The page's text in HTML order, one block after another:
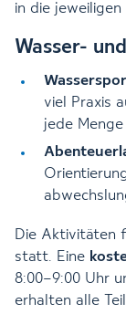
in die
Wasser-
viel Praxis
jede Menge
Die Aktivitäten
statt. Eine
8:00–9:00 Uhr
erhalten alle